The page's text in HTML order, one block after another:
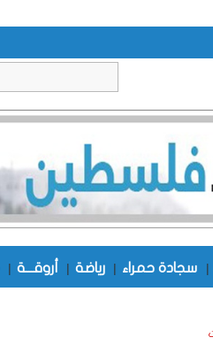
| سجادة حمراء | رياضة | أروقـــة |